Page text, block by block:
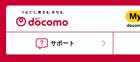
サポート